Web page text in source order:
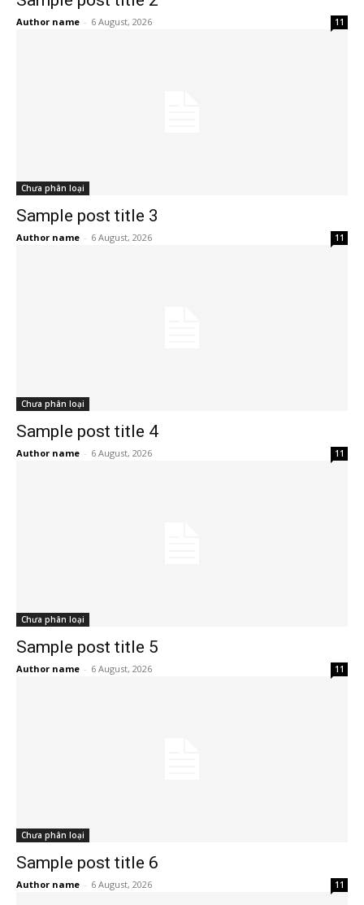
Author name - 6 August, 2026 11
Chưa phân loại
Sample post title 3
Author name - 6 August, 2026 11
Chưa phân loại
Sample post title 4
Author name - 6 August, 2026 11
Chưa phân loại
Sample post title 5
Author name - 6 August, 2026 11
Chưa phân loại
Sample post title 6
Author name - 6 August, 2026 11